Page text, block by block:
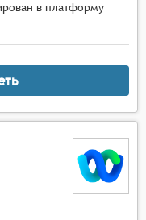
в платформу